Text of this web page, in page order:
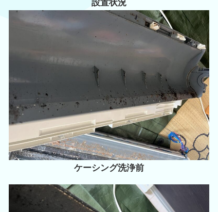
設置状況
ケーシング洗浄前